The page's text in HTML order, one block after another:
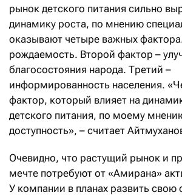
рынок детского питания сильно
динамику роста, по мнению
оказывают четыре важных
рождаемость. Второй фактор –
благосостояния народа. Третий –
информированность населения.
фактор, который влияет на
детского питания, по моему
доступность», – считает
Очевидно, что растущий рынок и
мечте потребуют от «Амирана»
У компании в планах развить свою